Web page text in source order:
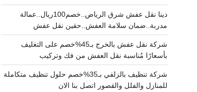
دينا نقل عفش شرق الرياض..خصم100ريال..عمالة
مدربة..ضمان سلامة العفش..حقين نقل عفش
شركة نقل عفش بالخرج بـ45%خصم على التغليف
بأسعارًا مُناسبة نقل العفش من فك وتركيب
شركة تنظيف بالزلفي بـ35%خصم حلول تنظيف متكاملة
للمنازل والفلل والقصور اتصل بنا الان